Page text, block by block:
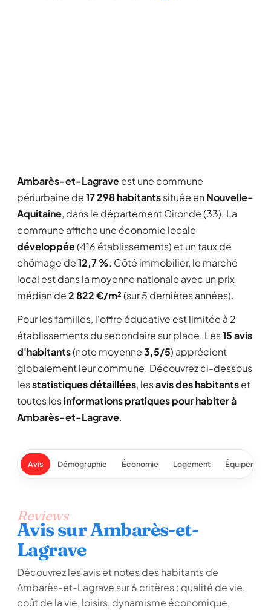
Ambarès-et-Lagraveest une commune
périurbaine de17 298 habitantssituée en Nouvelle-
Aquitaine, dans le département Gironde (33). La
commune affiche une économie locale
développée(416 établissements) et un taux de
chômage de12,7 %. Côté immobilier, le marché
local est dans la moyenne nationale avec un prix
médian de2 822 €/m²(sur 5 dernières années).
Pour les familles, l'offre éducative est limitée à 2
établissements du secondaire sur place. Les15 avis
d'habitants(note moyenne3,5/5) apprécient
globalement leur commune. Découvrez ci-dessous
lesstatistiques détaillées, lesavis des habitantset
toutes lesinformations pratiques pour habiter à
Ambarès-et-Lagrave.
Avis Démographie Économie Logement
Reviews
Avis sur Ambarès-et-
Lagrave
Découvrez les avis et notes des habitants de
Ambarès-et-Lagrave sur 6 critères : qualité de vie,
coût de la vie, loisirs, dynamisme économique,